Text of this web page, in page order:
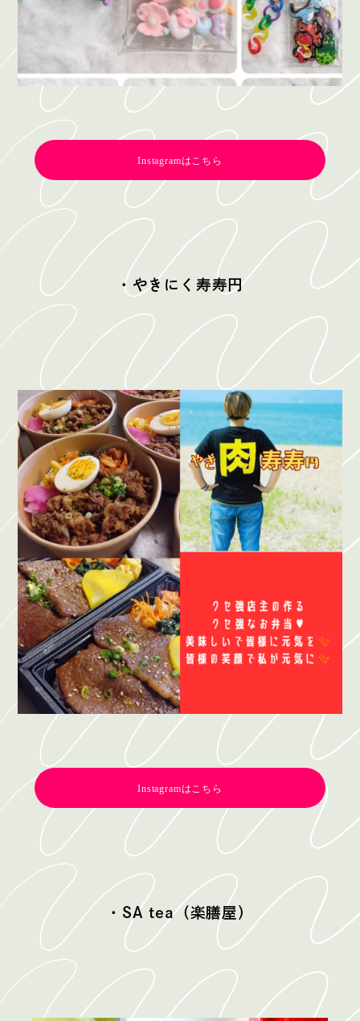
Instagramはこちら
・やきにく寿寿円
Instagramはこちら
・SA tea（楽膳屋）